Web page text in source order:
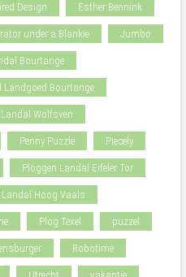
Design Esther Bennink
under a Blankie Jumbo
Bourtange
Landgoed Bourtange
Landal Wolfsven
Penny Puzzle Piecely
Ploggen Landal Eifeler Tor
Landal Hoog Vaals
Plog Texel puzzel
Robotime